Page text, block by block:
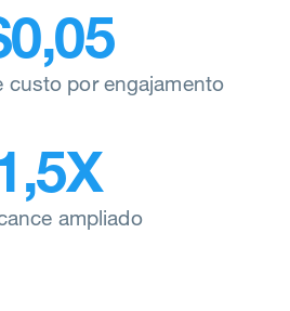
custo por engajamento
ampliado